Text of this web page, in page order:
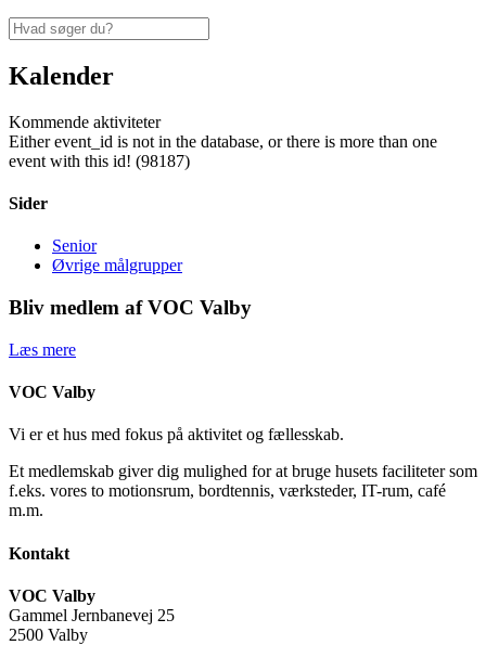
Kalender
Kommende aktiviteter
Either event_id is not in the database, or there is more than one
event with this id! (98187)
Sider
Senior
Øvrige målgrupper
Bliv medlem af VOC Valby
Læs mere
VOC Valby
Vi er et hus med fokus på aktivitet og fællesskab.
Et medlemskab giver dig mulighed for at bruge husets faciliteter som
f.eks. vores to motionsrum, bordtennis, værksteder, IT-rum, café
m.m.
Kontakt
VOC Valby
Gammel Jernbanevej 25
2500 Valby